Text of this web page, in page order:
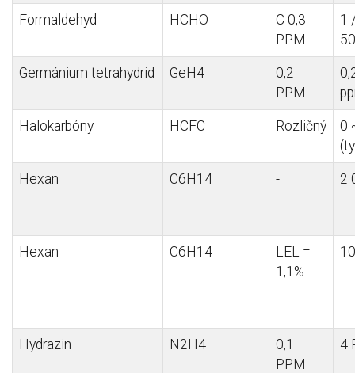
Formaldehyd HCHO
C 0,3
PPM
1
Germánium tetrahydrid GeH4
0,2
PPM
Halokarbóny HCFC Rozličný
0
(
Hexan C6H14 - 2
Hexan C6H14
LEL =
1,1%
Hydrazin N2H4
0,1
PPM
4